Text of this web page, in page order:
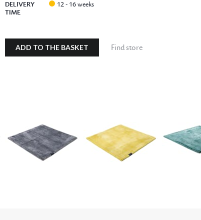
DELIVERY
TIME
12 - 16 weeks
ADD TO THE BASKET Find store